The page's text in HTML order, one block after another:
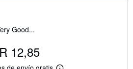
Good...
12,85